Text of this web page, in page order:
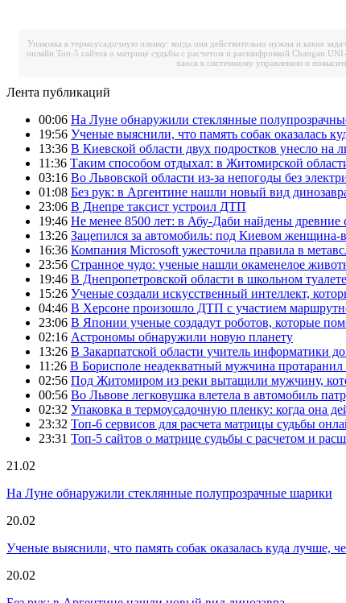
Упаковка в термоусадочную пленку: когда она действительно нужна и какие
онлайн Топ-5 сайтов о матрице судьбы с расчетом и расшифровкой Changan
хаоса к системному управлению и
Лента публикаций
00:06 На Луне обнаружили стеклянные
19:56 Ученые выяснили, что память собак оказалась
13:36 В Киевской области двух подростков унесло на
11:36 Таким способом отдыхал: в Житомирской
03:16 Во Львовской области из-за непогоды без
01:08 Без рук: в Аргентине нашли новый вид
23:06 В Днепре таксист устроил ДТП
19:46 Не менее 8500 лет: в Абу-Даби найдены древние
13:26 Зацепился за автомобиль: под Киевом женщина-
16:36 Компания Microsoft ужесточила правила в
23:56 Странное чудо: ученые нашли окаменелое
19:46 В Днепропетровской области в школьном
15:26 Ученые создали искусственный интеллект,
04:46 В Херсоне произошло ДТП с участием
23:06 В Японии ученые создадут роботов, которые
02:16 Астрономы обнаружили новую планету
13:26 В Закарпатской области учитель информатики
11:26 В Борисполе неадекватный мужчина протаранил
02:56 Под Житомиром из реки вытащили мужчину,
00:56 Во Львове легковушка влетела в автомобиль
02:32 Упаковка в термоусадочную пленку: когда она
23:32 Топ-6 сервисов для расчета матрицы судьбы
23:31 Топ-5 сайтов о матрице судьбы с расчетом и
21.02
На Луне обнаружили стеклянные полупрозрачные шарики
20.02
Ученые выяснили, что память собак оказалась куда лучше,
20.02